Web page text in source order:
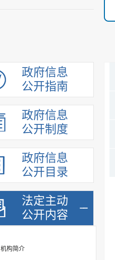
政府信息
公开指南
政府信息
公开制度
政府信息
公开目录
法定主动
公开内容
机构简介